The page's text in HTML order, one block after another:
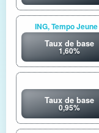
ING, Tempo Jeune
Taux de base
1,60%
Taux de base
0,95%